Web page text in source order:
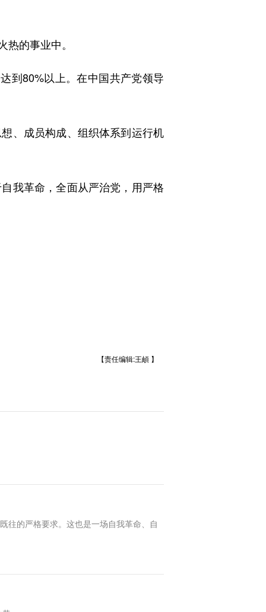
的事业中。
80%以上。在中国共产党领导
、成员构成、组织体系到运行机
我革命，全面从严治党，用严格
【责任编辑:王頔 】
往的严格要求。这也是一场自我革命、自